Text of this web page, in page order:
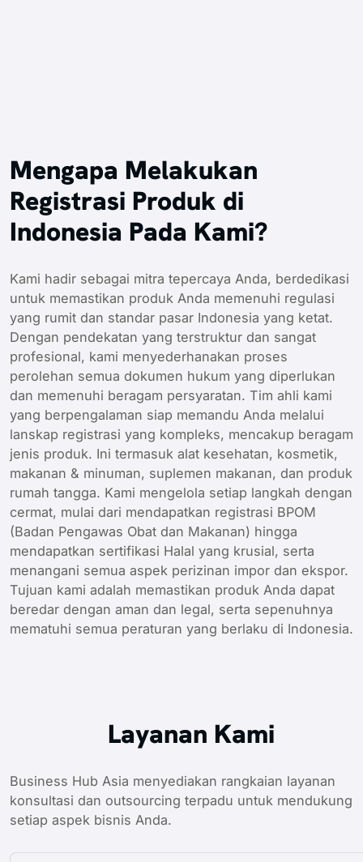
Mengapa Melakukan
Registrasi Produk di
Indonesia Pada Kami?
Kami hadir sebagai mitra tepercaya Anda, berdedikasi
untuk memastikan produk Anda memenuhi regulasi
yang rumit dan standar pasar Indonesia yang ketat.
Dengan pendekatan yang terstruktur dan sangat
profesional, kami menyederhanakan proses
perolehan semua dokumen hukum yang diperlukan
dan memenuhi beragam persyaratan. Tim ahli kami
yang berpengalaman siap memandu Anda melalui
lanskap registrasi yang kompleks, mencakup beragam
jenis produk. Ini termasuk alat kesehatan, kosmetik,
makanan & minuman, suplemen makanan, dan produk
rumah tangga. Kami mengelola setiap langkah dengan
cermat, mulai dari mendapatkan registrasi BPOM
(Badan Pengawas Obat dan Makanan) hingga
mendapatkan sertifikasi Halal yang krusial, serta
menangani semua aspek perizinan impor dan ekspor.
Tujuan kami adalah memastikan produk Anda dapat
beredar dengan aman dan legal, serta sepenuhnya
mematuhi semua peraturan yang berlaku di Indonesia.
Layanan Kami
Business Hub Asia menyediakan rangkaian layanan
konsultasi dan outsourcing terpadu untuk mendukung
setiap aspek bisnis Anda.